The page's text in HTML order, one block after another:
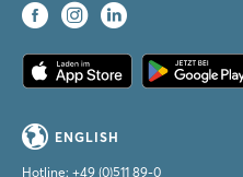
ENGLISH
Hotline: +49 (0)511 89-0